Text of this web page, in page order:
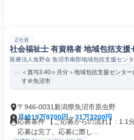
正社員
社会福祉士 有資格者 地域包括支援
医療法人魚野会 魚沼市南部地域包括支援セン
＜賞与3.40ヶ月分＞地域包括支援センタ
す＠魚沼市
〒946-0031新潟県魚沼市原虫野
月給19万9700円～31万3200円
応募条件 【ご応募からの流れ】: 1.1
応募は完了、応募に際し...